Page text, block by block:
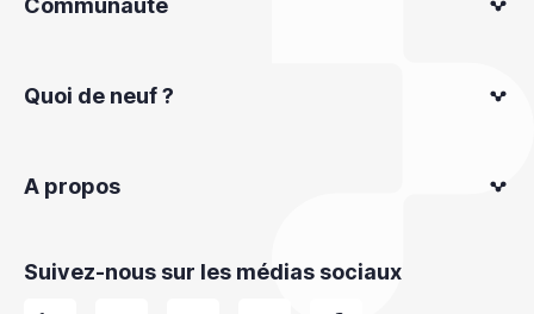
Quoi de neuf ?
A propos
Suivez-nous sur les médias sociaux